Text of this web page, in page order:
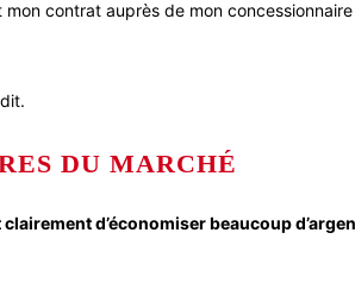
contrat auprès de mon
DU MARCHÉ
d’économiser beaucoup